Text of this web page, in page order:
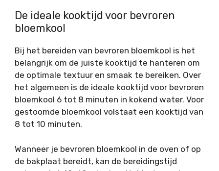
De ideale kooktijd voor bevroren
bloemkool
Bij het bereiden van bevroren bloemkool is het
belangrijk om de juiste kooktijd te hanteren om
de optimale textuur en smaak te bereiken. Over
het algemeen is de ideale kooktijd voor bevroren
bloemkool 6 tot 8 minuten in kokend water. Voor
gestoomde bloemkool volstaat een kooktijd van
8 tot 10 minuten.
Wanneer je bevroren bloemkool in de oven of op
de bakplaat bereidt, kan de bereidingstijd